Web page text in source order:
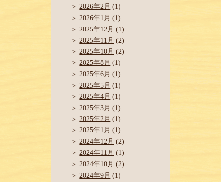
2026年2月 (1)
2026年1月 (1)
2025年12月 (1)
2025年11月 (2)
2025年10月 (2)
2025年8月 (1)
2025年6月 (1)
2025年5月 (1)
2025年4月 (1)
2025年3月 (1)
2025年2月 (1)
2025年1月 (1)
2024年12月 (2)
2024年11月 (1)
2024年10月 (2)
2024年9月 (1)